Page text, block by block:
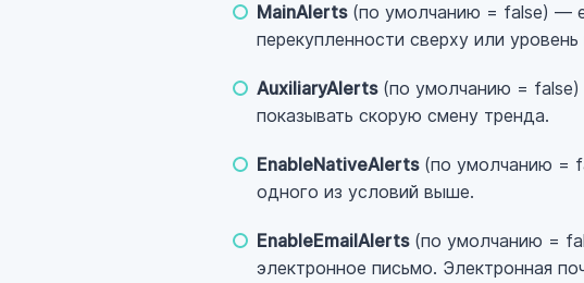
MainAlerts(по умолчанию = false) —
перекупленности сверху или
AuxiliaryAlerts(по умолчанию =
показывать скорую смену тренда.
EnableNativeAlerts(по умолчанию =
одного из условий выше.
EnableEmailAlerts(по умолчанию =
электронное письмо. Электронная